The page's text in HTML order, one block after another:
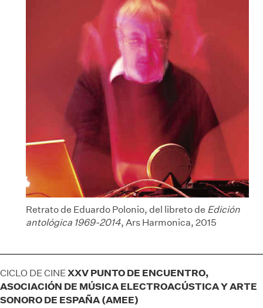
Retrato de Eduardo Polonio, del libreto de Edición
antológica 1969-2014, Ars Harmonica, 2015
CICLO DE CINEXXV PUNTO DE ENCUENTRO,
ASOCIACIÓN DE MÚSICA ELECTROACÚSTICA Y ARTE
SONORO DE ESPAÑA (AMEE)